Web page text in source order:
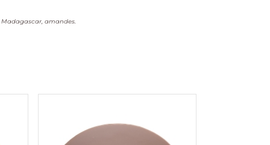
Madagascar, amandes.